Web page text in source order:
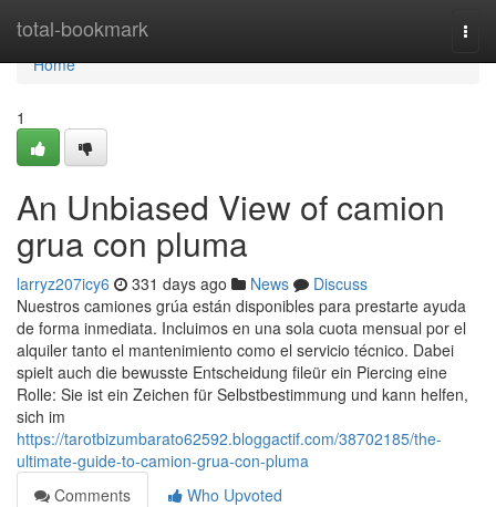
total-bookmark
Home
Home
1
An Unbiased View of camion
grua con pluma
larryz207icy6 331 days ago News
Discuss
Nuestros camiones grúa están disponibles para prestarte ayuda
de forma inmediata. Incluimos en una sola cuota mensual por el
alquiler tanto el mantenimiento como el servicio técnico. Dabei
spielt auch die bewusste Entscheidung fileür ein Piercing eine
Rolle: Sie ist ein Zeichen für Selbstbestimmung und kann helfen,
sich im
https://tarotbizumbarato62592.bloggactif.com/38702185/the-
ultimate-guide-to-camion-grua-con-pluma
Comments
Who Upvoted